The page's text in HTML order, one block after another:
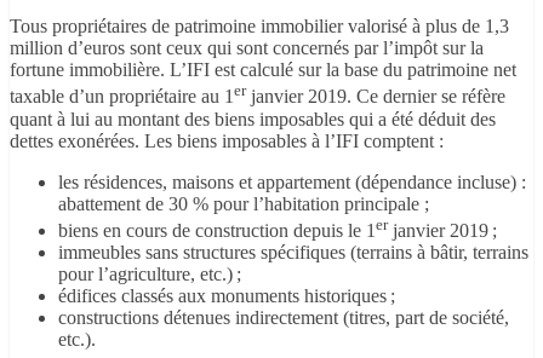
Tous propriétaires de patrimoine immobilier valorisé à plus de 1,3
million d’euros sont ceux qui sont concernés par l’impôt sur la
fortune immobilière. L’IFI est calculé sur la base du patrimoine net
taxable d’un propriétaire au 1erjanvier 2019. Ce dernier se réfère
quant à lui au montant des biens imposables qui a été déduit des
dettes exonérées. Les biens imposables à l’IFI comptent :
les résidences, maisons et appartement (dépendance incluse) :
abattement de 30 % pour l’habitation principale ;
biens en cours de construction depuis le 1 erjanvier 2019 ;
immeubles sans structures spécifiques (terrains à bâtir, terrains
pour l’agriculture, etc.) ;
édifices classés aux monuments historiques ;
constructions détenues indirectement (titres, part de société,
etc.).